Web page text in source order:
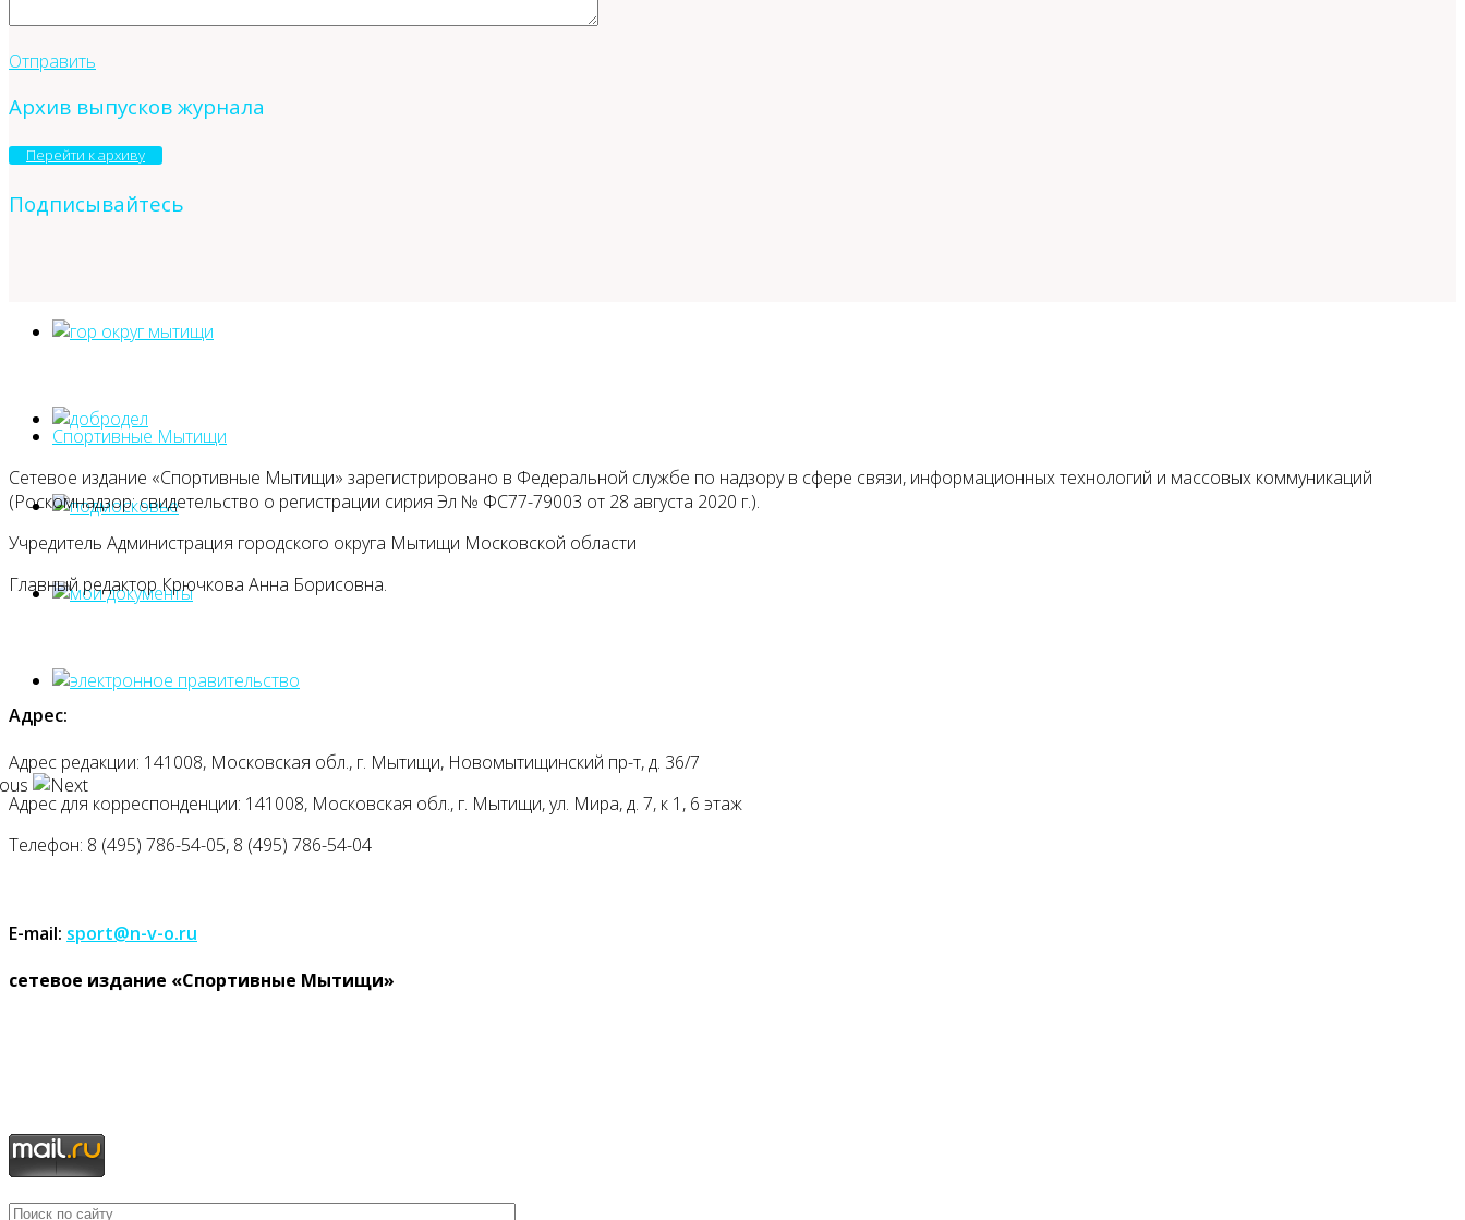
Отправить
Архив выпусков журнала
Перейти к архиву
Подписывайтесь
Спортивные Мытищи
Сетевое издание «Спортивные Мытищи» зарегистрировано в Федеральной службе по надзору в сфере связи, информационных технологий и массовых коммуникаций
(Роскомнадзор: свидетельство о регистрации сирия Эл № ФС77-79003 от 28 августа 2020 г.).
Учредитель Администрация городского округа Мытищи Московской области
Главный редактор Крючкова Анна Борисовна.
Адрес:
Адрес редакции: 141008, Московская обл., г. Мытищи, Новомытищинский пр-т, д. 36/7
Адрес для корреспонденции: 141008, Московская обл., г. Мытищи, ул. Мира, д. 7, к 1, 6 этаж
Телефон: 8 (495) 786-54-05, 8 (495) 786-54-04
E-mail: sport@n-v-o.ru
cетевое издание «Спортивные Мытищи»